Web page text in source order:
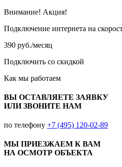
Внимание! Акция!
Подключение интернета на
390 руб./месяц
Подключить со скидкой
Как мы работаем
ВЫ ОСТАВЛЯЕТЕ ЗАЯВКУ
ИЛИ ЗВОНИТЕ НАМ
по телефону +7 (495) 120-02-89
МЫ ПРИЕЗЖАЕМ К ВАМ
НА ОСМОТР ОБЪЕКТА